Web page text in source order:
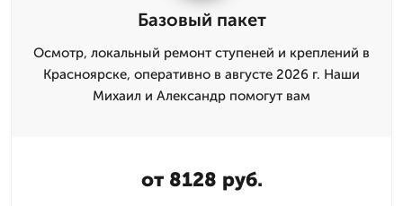
Базовый пакет
Осмотр, локальный ремонт ступеней и креплений в
Красноярске, оперативно в августе 2026 г. Наши
Михаил и Александр помогут вам
от 8128 руб.